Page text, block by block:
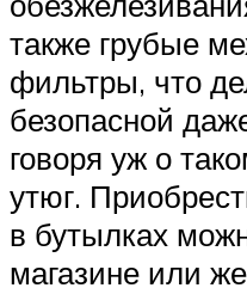
также грубые
фильтры, что
безопасной
говоря уж о
утюг.
в бутылках
магазине или